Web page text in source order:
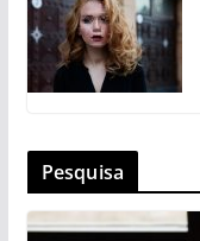
Pesquisa